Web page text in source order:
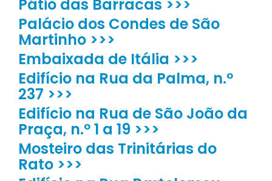
Pátio das Barracas >>>
Palácio dos Condes de São
Martinho >>>
Embaixada de Itália >>>
Edifício na Rua da Palma, n.º
237 >>>
Edifício na Rua de São João da
Praça, n.º 1 a 19 >>>
Mosteiro das Trinitárias do
Rato >>>